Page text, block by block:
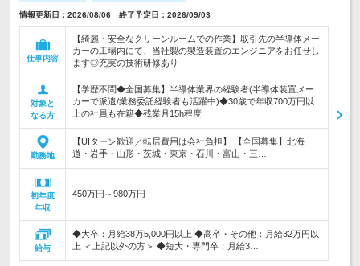
情報更新日：2026/08/06 終了予定日：2026/09/03
仕事内容
【綺麗・安全なクリーンルームでの作業】取引先の半導体メー
カーの工場内にて、当社製の製造装置のエンジニアをお任せし
ます◎充実の技術研修あり
対象と
なる方
【学歴不問◆全国募集】半導体業界の経験者(半導体装置メー
カーで派遣/業務委託経験者も活躍中)◆30歳で年収700万円以
上の社員も在籍◆残業月15h程度
勤務地
【UIターン歓迎／転居費用は会社負担】 【全国募集】北海
道・岩手・山形・茨城・東京・石川・富山・三…
初年度
年収
450万円～980万円
給与
◆大卒：月給38万5,000円以上 ◆高卒・その他：月給32万円以
上 ＜上記以外の方＞ ◆短大・専門卒：月給3…